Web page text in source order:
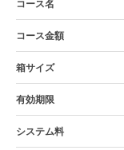
コース名
コース金額
箱サイズ
有効期限
システム料